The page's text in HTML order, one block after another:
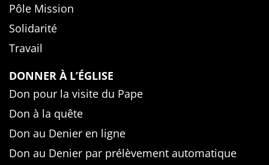
Pôle Mission
Solidarité
Travail
DONNER À L’ÉGLISE
Don pour la visite du Pape
Don à la quête
Don au Denier en ligne
Don au Denier par prélèvement automatique